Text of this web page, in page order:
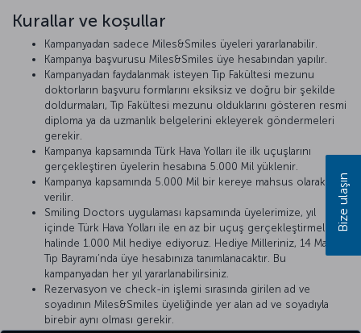
Kurallar ve koşullar
Kampanyadan sadece Miles&Smiles üyeleri yararlanabilir.
Kampanya başvurusu Miles&Smiles üye hesabından yapılır.
Kampanyadan faydalanmak isteyen Tıp Fakültesi mezunu
doktorların başvuru formlarını eksiksiz ve doğru bir şekilde
doldurmaları, Tıp Fakültesi mezunu olduklarını gösteren resmi
diploma ya da uzmanlık belgelerini ekleyerek göndermeleri
gerekir.
Kampanya kapsamında Türk Hava Yolları ile ilk uçuşlarını
gerçekleştiren üyelerin hesabına 5.000 Mil yüklenir.
Kampanya kapsamında 5.000 Mil bir kereye mahsus olarak
verilir.
Smiling Doctors uygulaması kapsamında üyelerimize, yıl
içinde Türk Hava Yolları ile en az bir uçuş gerçekleştirmeleri
halinde 1.000 Mil hediye ediyoruz. Hediye Milleriniz, 14 Mart
Tıp Bayramı’nda üye hesabınıza tanımlanacaktır. Bu
kampanyadan her yıl yararlanabilirsiniz.
Rezervasyon ve check-in işlemi sırasında girilen ad ve
soyadının Miles&Smiles üyeliğinde yer alan ad ve soyadıyla
birebir aynı olması gerekir.
Bize ulaşın